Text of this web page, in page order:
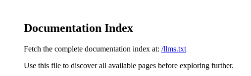
Documentation Index
Fetch the complete documentation index at: /llms.txt
Use this file to discover all available pages before exploring further.